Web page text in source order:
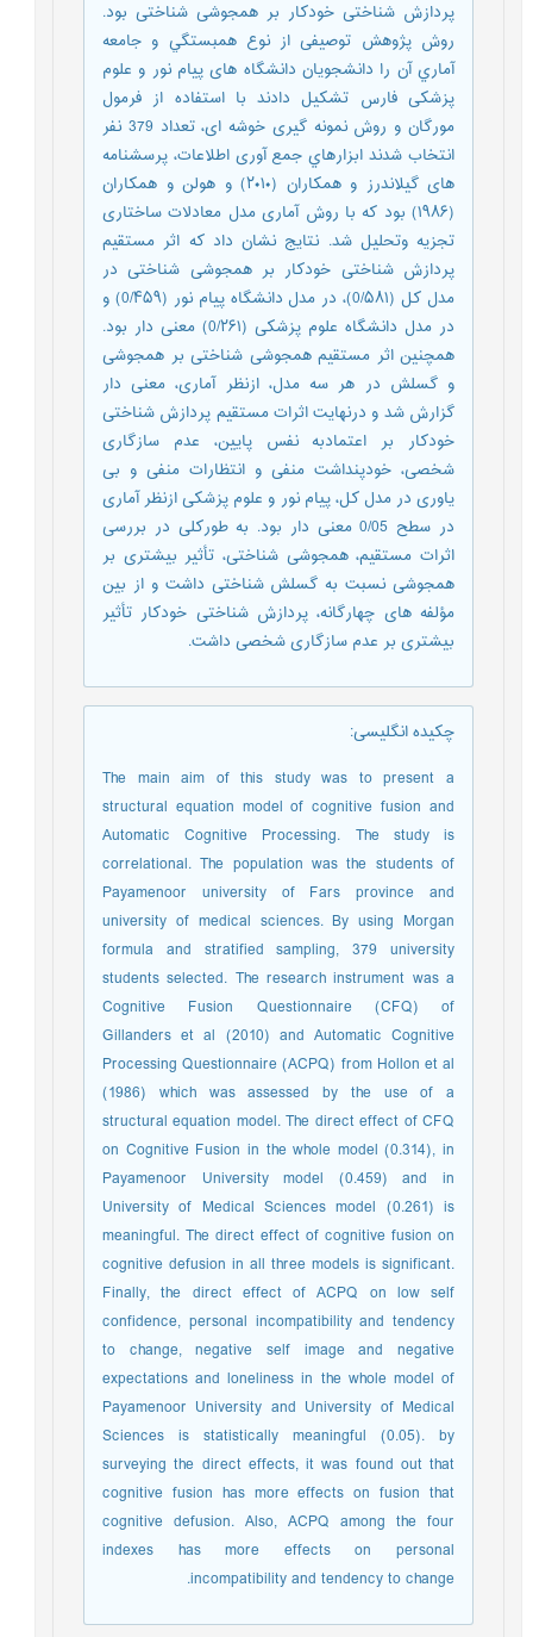
پردازش شناختی خودکار بر همجوشی شناختی بود.
روش پژوهش توصیفی از نوع همبستگي و جامعه
آماري آن را دانشجويان دانشگاه های پيام نور و علوم
پزشکی فارس تشکیل دادند با استفاده از فرمول
مورگان و روش نمونه گیری خوشه ای، تعداد 379 نفر
انتخاب شدند ابزارهاي جمع آوری اطلاعات، پرسشنامه
های گيلاندرز و همکاران (۲۰۱۰) و هولن و همکاران
(۱۹۸۶) بود كه با روش آماری مدل معادلات ساختاری
تجزیه وتحلیل شد. نتایج نشان داد که اثر مستقیم
پردازش شناختی خودکار بر همجوشی شناختی در
مدل کل (0/۵۸۱)، در مدل دانشگاه پیام نور (0/۴۵۹) و
در مدل دانشگاه علوم پزشکی (0/۲۶۱) معنی دار بود.
همچنین اثر مستقیم همجوشی شناختی بر همجوشی
و گسلش در هر سه مدل، ازنظر آماری، معنی دار
گزارش شد و درنهایت اثرات مستقیم پردازش شناختی
خودکار بر اعتمادبه نفس پایین، عدم سازگاری
شخصی، خودپنداشت منفی و انتظارات منفی و بی
یاوری در مدل کل، پیام نور و علوم پزشکی ازنظر آماری
در سطح 0/05 معنی دار بود. به طورکلی در بررسی
اثرات مستقیم، همجوشی شناختی، تأثیر بیشتری بر
همجوشی نسبت به گسلش شناختی داشت و از بین
مؤلفه های چهارگانه، پردازش شناختی خودکار تأثیر
بیشتری بر عدم سازگاری شخصی داشت.
چکیده انگلیسی:
The main aim of this study was to present a
structural equation model of cognitive fusion and
Automatic Cognitive Processing. The study is
correlational. The population was the students of
Payamenoor university of Fars province and
university of medical sciences. By using Morgan
formula and stratified sampling, 379 university
students selected. The research instrument was a
Cognitive Fusion Questionnaire (CFQ) of
Gillanders et al (2010) and Automatic Cognitive
Processing Questionnaire (ACPQ) from Hollon et al
(1986) which was assessed by the use of a
structural equation model. The direct effect of CFQ
on Cognitive Fusion in the whole model (0.314), in
Payamenoor University model (0.459) and in
University of Medical Sciences model (0.261) is
meaningful. The direct effect of cognitive fusion on
cognitive defusion in all three models is significant.
Finally, the direct effect of ACPQ on low self
confidence, personal incompatibility and tendency
to change, negative self image and negative
expectations and loneliness in the whole model of
Payamenoor University and University of Medical
Sciences is statistically meaningful (0.05). by
surveying the direct effects, it was found out that
cognitive fusion has more effects on fusion that
cognitive defusion. Also, ACPQ among the four
indexes has more effects on personal
incompatibility and tendency to change.